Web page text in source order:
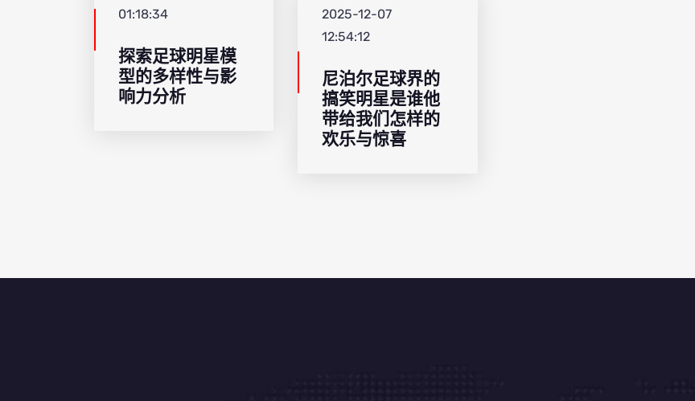
01:18:34
探索足球明星模
型的多样性与影
响力分析
2025-12-07
12:54:12
尼泊尔足球界的
搞笑明星是谁他
带给我们怎样的
欢乐与惊喜